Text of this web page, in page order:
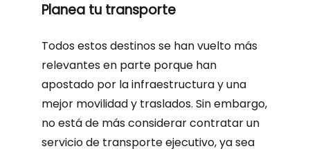
Planea tu transporte
Todos estos destinos se han vuelto más
relevantes en parte porque han
apostado por la infraestructura y una
mejor movilidad y traslados. Sin embargo,
no está de más considerar contratar un
servicio de transporte ejecutivo, ya sea